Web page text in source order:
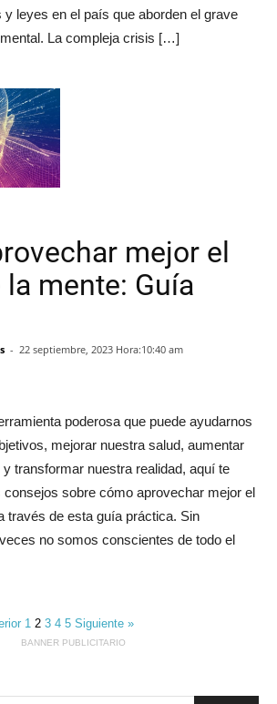
y leyes en el país que aborden el grave
La compleja crisis […]
mejor el
mente: Guía
- 22 septiembre, 2023 Hora:10:40 am
poderosa que puede ayudarnos
mejorar nuestra salud, aumentar
transformar nuestra realidad, aquí te
sobre cómo aprovechar mejor el
través de esta guía práctica. Sin
no somos conscientes de todo el
12 345Siguiente »
BANNER PUBLICITARIO